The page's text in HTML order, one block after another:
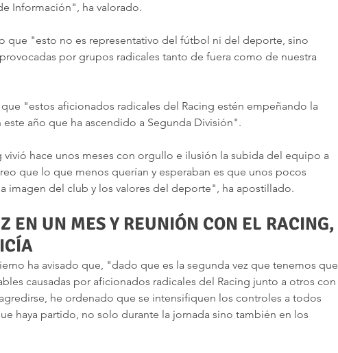
Información", ha valorado.
que "esto no es representativo del fútbol ni del deporte, sino
por grupos radicales tanto de fuera como de nuestra
"estos aficionados radicales del Racing estén empeñando la
año que ha ascendido a Segunda División".
vivió hace unos meses con orgullo e ilusión la subida del equipo a
que lo que menos querían y esperaban es que unos pocos
imagen del club y los valores del deporte", ha apostillado.
EN UN MES Y REUNIÓN CON EL RACING,
ha avisado que, "dado que es la segunda vez que tenemos que
causadas por aficionados radicales del Racing junto a otros con
he ordenado que se intensifiquen los controles a todos
haya partido, no solo durante la jornada sino también en los